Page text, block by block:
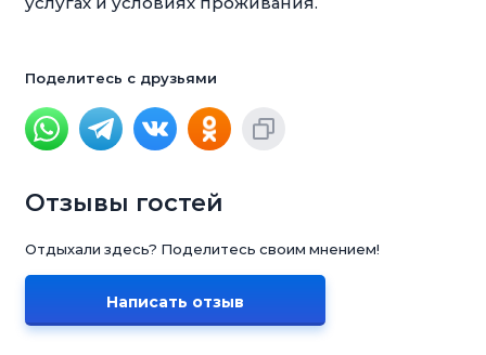
Поделитесь с друзьями
Отзывы гостей
Отдыхали здесь? Поделитесь своим мнением!
Написать отзыв